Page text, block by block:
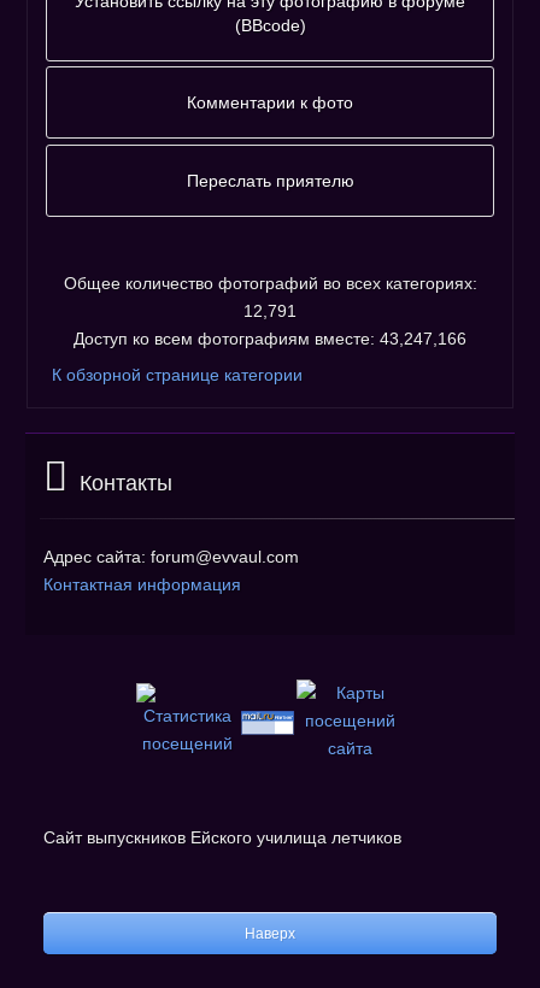
(BBcode)
Фотографию
Комментарии к фото
Комментариев к фото ещё нет.
разрешено оставлять комментарии. Пожалуйста,
зарегистрируйтесь!
Переслать приятелю
Пожалуйста, зарегистрируйтесь...
Общее количество фотографий во всех категориях:
12,791
Доступ ко всем фотографиям вместе: 43,247,166
К обзорной странице категории
Контакты
Адрес сайта: forum@evvaul.com
Контактная информация
Сайт выпускников Ейского училища летчиков
Наверх